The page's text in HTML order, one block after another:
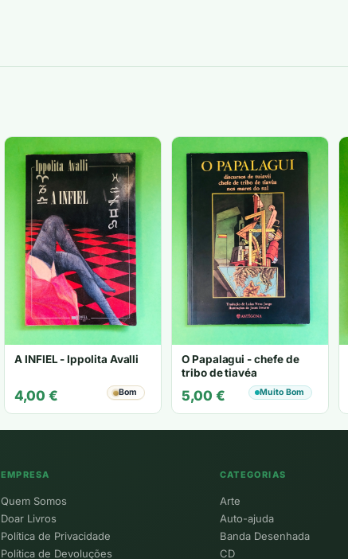
A INFIEL - Ippolita Avalli
4,00 € Bom
O Papalagui - chefe de
tribo de tiavéa
5,00 € Muito Bom
EMPRESA
Quem Somos
Doar Livros
Política de Privacidade
Política de Devoluções
CATEGORIAS
Arte
Auto-ajuda
Banda Desenhada
CD